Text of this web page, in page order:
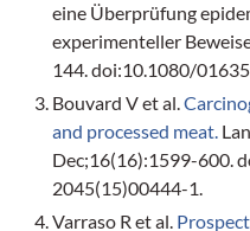
eine Überprüfung
experimenteller
144. doi:10.1080/
Bouvard V et al.
and processed meat.
Dec;16(16):1599-600.
2045(15)00444-1.
Varraso R et al.